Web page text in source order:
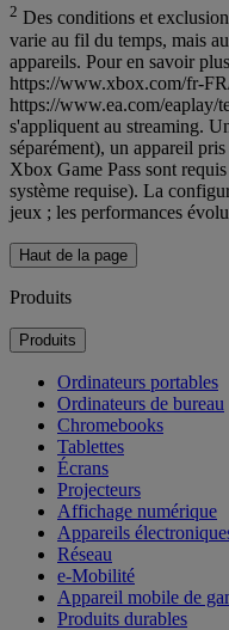
2 Des conditions et
varie au fil du temps, mais
appareils. Pour en savoir
https://www.xbox.com/fr-
https://www.ea.com/eaplay/
s'appliquent au streaming.
séparément), un appareil
Xbox Game Pass sont
système requise). La
jeux ; les performances
Haut de la page
Produits
Produits
Ordinateurs portables
Ordinateurs de bureau
Chromebooks
Tablettes
Écrans
Projecteurs
Affichage numérique
Appareils
Réseau
e-Mobilité
Appareil mobile de
Produits durables